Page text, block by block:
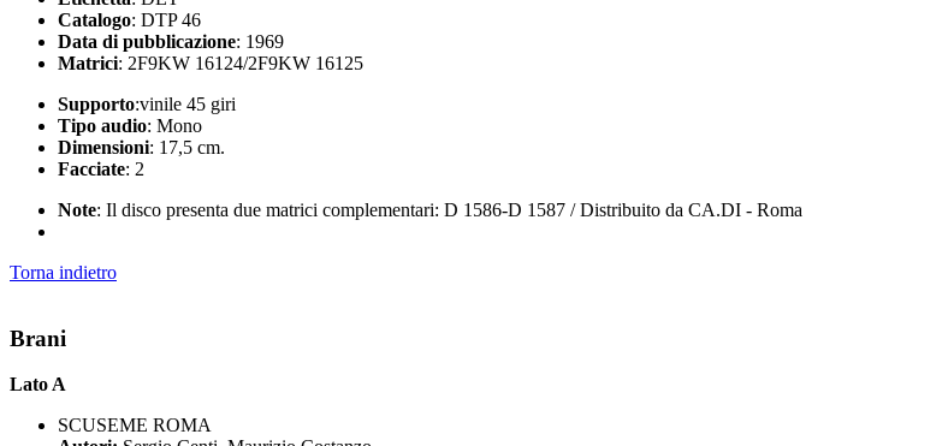
Catalogo: DTP 46
Data di pubblicazione: 1969
Matrici: 2F9KW 16124/2F9KW 16125
Supporto:vinile 45 giri
Tipo audio: Mono
Dimensioni: 17,5 cm.
Facciate: 2
Note: Il disco presenta due matrici complementari: D 1586-D 1587 / Distribuito da CA.DI - Roma
Torna indietro
Brani
Lato A
SCUSEME ROMA